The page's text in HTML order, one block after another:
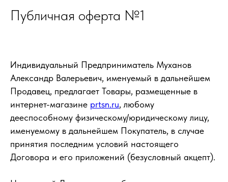
Публичная оферта №1
Индивидуальный Предприниматель Муханов
Александр Валерьевич, именуемый в дальнейшем
Продавец, предлагает Товары, размещенные в
интернет-магазине prtsn.ru, любому
дееспособному физическому/юридическому лицу,
именуемому в дальнейшем Покупатель, в случае
принятия последним условий настоящего
Договора и его приложений (безусловный акцепт).